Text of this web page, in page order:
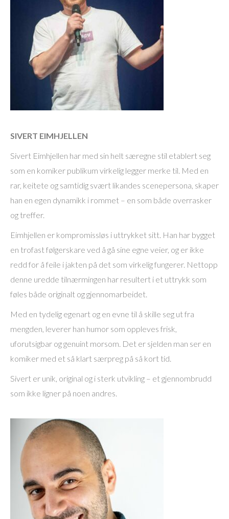
SIVERT EIMHJELLEN
Sivert Eimhjellen har med sin helt særegne stil etablert seg
som en komiker publikum virkelig legger merke til. Med en
rar, keitete og samtidig svært likandes scenepersona, skaper
han en egen dynamikk i rommet – en som både overrasker
og treffer.
Eimhjellen er kompromissløs i uttrykket sitt. Han har bygget
en trofast følgerskare ved å gå sine egne veier, og er ikke
redd for å feile i jakten på det som virkelig fungerer. Nettopp
denne uredde tilnærmingen har resultert i et uttrykk som
føles både originalt og gjennomarbeidet.
Med en tydelig egenart og en evne til å skille seg ut fra
mengden, leverer han humor som oppleves frisk,
uforutsigbar og genuint morsom. Det er sjelden man ser en
komiker med et så klart særpreg på så kort tid.
Sivert er unik, original og i sterk utvikling – et gjennombrudd
som ikke ligner på noen andres.